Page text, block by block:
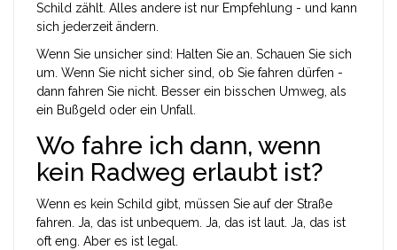
Schild zählt. Alles andere ist nur Empfehlung - und kann
sich jederzeit ändern.
Wenn Sie unsicher sind: Halten Sie an. Schauen Sie sich
um. Wenn Sie nicht sicher sind, ob Sie fahren dürfen -
dann fahren Sie nicht. Besser ein bisschen Umweg, als
ein Bußgeld oder ein Unfall.
Wo fahre ich dann, wenn
kein Radweg erlaubt ist?
Wenn es kein Schild gibt, müssen Sie auf der Straße
fahren. Ja, das ist unbequem. Ja, das ist laut. Ja, das ist
oft eng. Aber es ist legal.